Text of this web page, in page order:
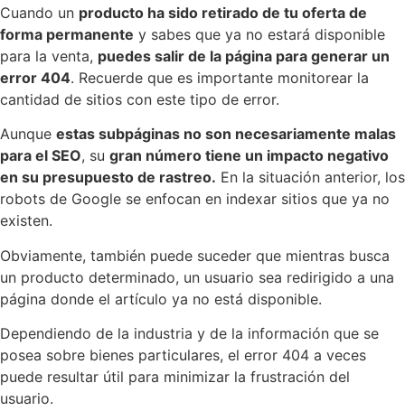
Cuando un producto ha sido retirado de tu oferta de
forma permanente y sabes que ya no estará disponible
para la venta, puedes salir de la página para generar un
error 404. Recuerde que es importante monitorear la
cantidad de sitios con este tipo de error.
Aunque estas subpáginas no son necesariamente malas
para el SEO, su gran número tiene un impacto negativo
en su presupuesto de rastreo. En la situación anterior, los
robots de Google se enfocan en indexar sitios que ya no
existen.
Obviamente, también puede suceder que mientras busca
un producto determinado, un usuario sea redirigido a una
página donde el artículo ya no está disponible.
Dependiendo de la industria y de la información que se
posea sobre bienes particulares, el error 404 a veces
puede resultar útil para minimizar la frustración del
usuario.